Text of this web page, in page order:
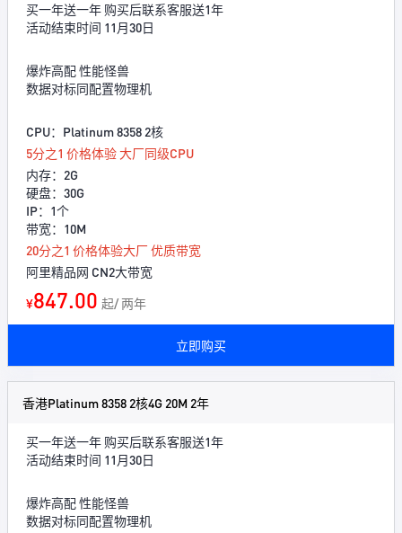
买一年送一年 购买后联系客服送1年
活动结束时间 11月30日
爆炸高配 性能怪兽
数据对标同配置物理机
CPU：Platinum 8358 2核
5分之1 价格体验 大厂同级CPU
内存：2G
硬盘：30G
IP：1个
带宽：10M
20分之1 价格体验大厂 优质带宽
阿里精品网 CN2大带宽
¥847.00 起/ 两年
立即购买
香港Platinum 8358 2核4G 20M 2年
买一年送一年 购买后联系客服送1年
活动结束时间 11月30日
爆炸高配 性能怪兽
数据对标同配置物理机